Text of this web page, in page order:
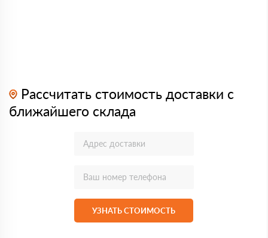
Рассчитать стоимость доставки с
ближайшего склада
УЗНАТЬ СТОИМОСТЬ